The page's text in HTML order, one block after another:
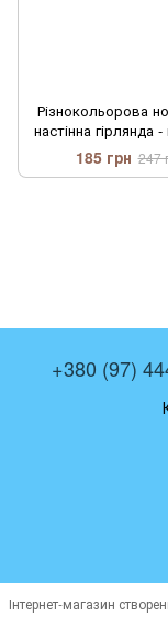
Різнокольорова
настінна гірлянда
2,5 м х 1.5 М (RGB)
185 грн 247
+380 (97)
Інтернет-магазин